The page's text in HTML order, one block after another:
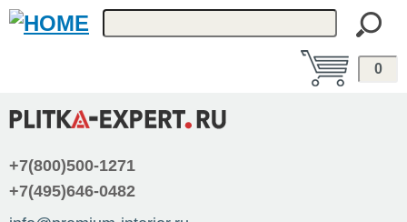
0
+7(800)500-1271
+7(495)646-0482